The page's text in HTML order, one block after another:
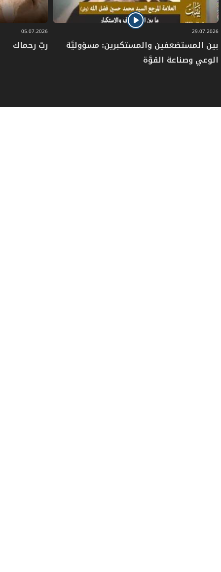
29.07.2026
بين المستضعفين والمستكبرين: مسؤوليَّة
الوعي وصناعة القوَّة
05.07.2026
ربّ رحماك